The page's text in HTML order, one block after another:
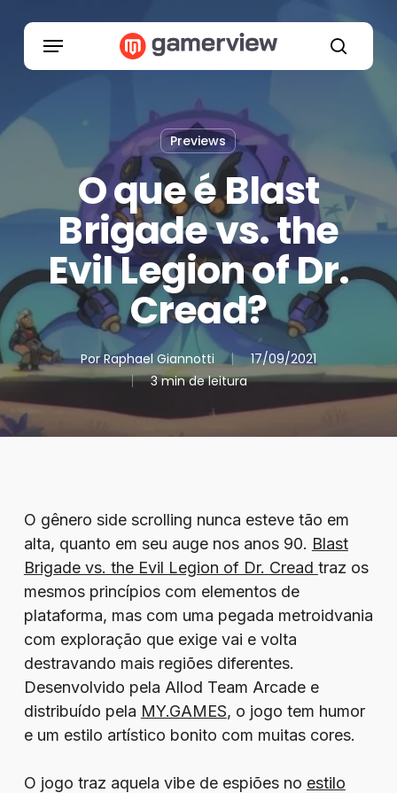
search
Menu
Previews
O que é Blast
Brigade vs. the
Evil Legion of Dr.
Cread?
Por Raphael Giannotti
17/09/2021
3 min de leitura
O gênero side scrolling nunca esteve tão em
alta, quanto em seu auge nos anos 90. Blast
Brigade vs. the Evil Legion of Dr. Cread traz os
mesmos princípios com elementos de
plataforma, mas com uma pegada metroidvania
com exploração que exige vai e volta
destravando mais regiões diferentes.
Desenvolvido pela Allod Team Arcade e
distribuído pela MY.GAMES, o jogo tem humor
e um estilo artístico bonito com muitas cores.
O jogo traz aquela vibe de espiões no estilo